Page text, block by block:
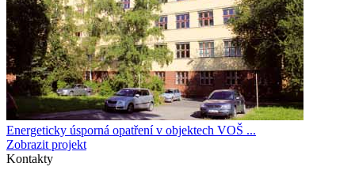
Energeticky úsporná opatření v objektech VOŠ ...
Zobrazit projekt
Kontakty